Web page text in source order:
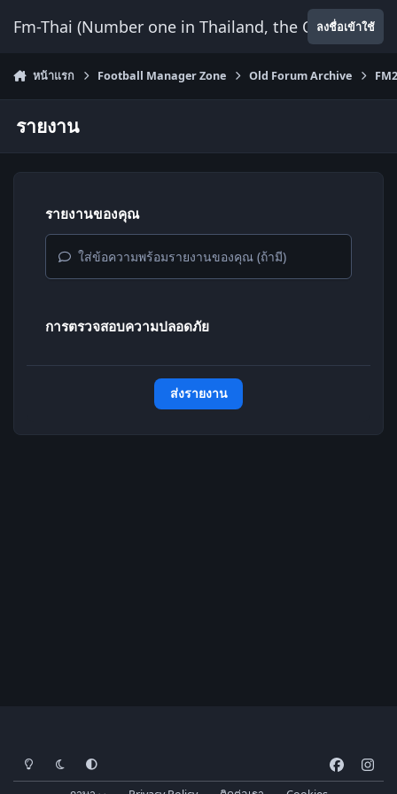
Fm-Thai (Number one in Thailand, the Onlyลงชื่อเข้าใช้
หน้าแรก Football Manager Zone Old Forum Archive
รายงาน
รายงานของคุณ
ใส่ข้อความพร้อมรายงานของคุณ (ถ้ามี)
การตรวจสอบความปลอดภัย
ส่งรายงาน
โหมดสว่างโหมดมืด การตั้งค่าระบบ
a
n